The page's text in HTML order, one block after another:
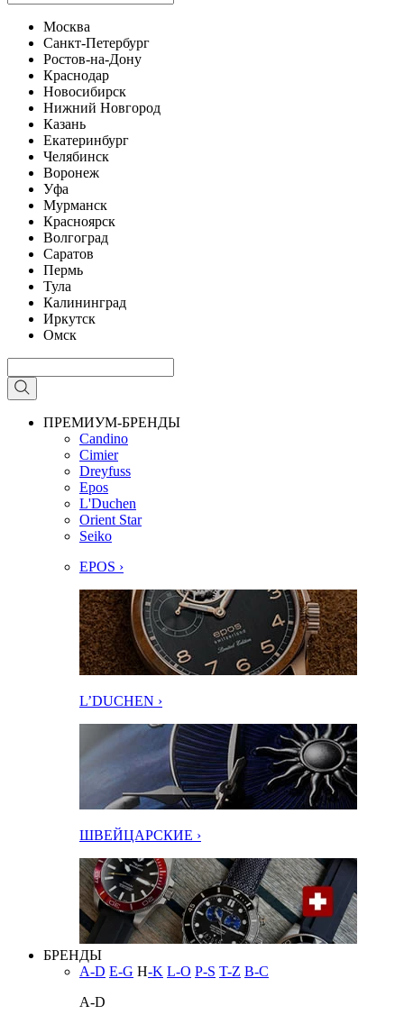
Москва
Санкт-Петербург
Ростов-на-Дону
Краснодар
Новосибирск
Нижний Новгород
Казань
Екатеринбург
Челябинск
Воронеж
Уфа
Мурманск
Красноярск
Волгоград
Саратов
Пермь
Тула
Калининград
Иркутск
Омск
ПРЕМИУМ-БРЕНДЫ
Candino
Cimier
Dreyfuss
Epos
L'Duchen
Orient Star
Seiko
EPOS ›
L’DUCHEN ›
ШВЕЙЦАРСКИЕ ›
БРЕНДЫ
A-D E-G H-K L-O P-S T-Z В-С
A-D